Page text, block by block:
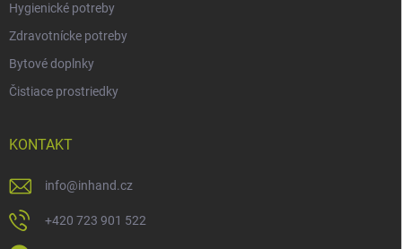
Hygienické potreby
Zdravotnícke potreby
Bytové doplnky
Čistiace prostriedky
KONTAKT
info@inhand.cz
+420 723 901 522